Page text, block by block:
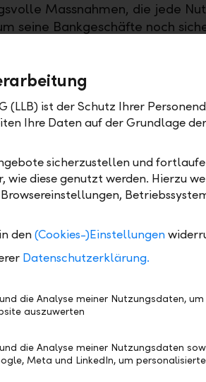
Massnahmen, die jede
seine Bankgeschäfte noch
die
ist die Wahl starker
da sie ein beliebtes Ziel von
ihrer Kundinnen und Kunden
weiter und präsentiert die
der bisherigen Mobile
einem zentralen Tool, mit dem
und sicherer erledigt werden
das neue Push-TAN-
das mobile Endgerät gesendet
Benutzeroberfläche
Beispiel den neuen
Zahlungsaufträgen
zu einem umfassenden
in der Tasche haben.
(LLB) ist der Schutz Ihrer
Ihre Daten auf der Grundlage
sicherzustellen und
diese genutzt werden. Hierzu
den(Cookies-)Einstellungen
Datenschutzerklärung.
die Analyse meiner Nutzungsdaten,
auszuwerten
die Analyse meiner Nutzungsdaten
Meta und LinkedIn, um